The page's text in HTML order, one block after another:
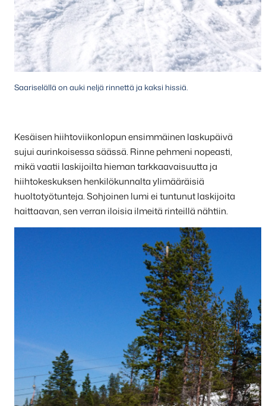
Saariselällä on auki neljä rinnettä ja kaksi hissiä.
Kesäisen hiihtoviikonlopun ensimmäinen laskupäivä
sujui aurinkoisessa säässä. Rinne pehmeni nopeasti,
mikä vaatii laskijoilta hieman tarkkaavaisuutta ja
hiihtokeskuksen henkilökunnalta ylimääräisiä
huoltotyötunteja. Sohjoinen lumi ei tuntunut laskijoita
haittaavan, sen verran iloisia ilmeitä rinteillä nähtiin.